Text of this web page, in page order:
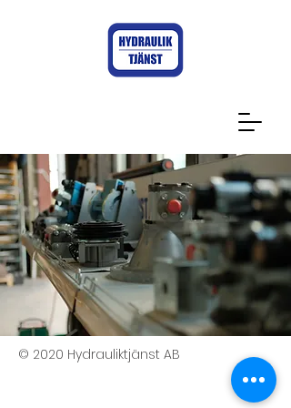
© 2020 Hydrauliktjänst AB